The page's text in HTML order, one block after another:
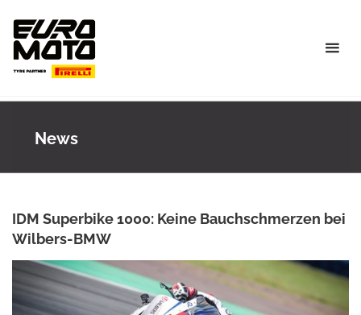
content
News
IDM Superbike 1000: Keine Bauchschmerzen bei
Wilbers-BMW
ANKE WIECZOREK